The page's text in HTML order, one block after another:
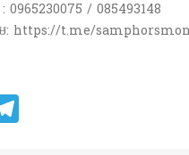
0965230075 / 085493148
ម: https://t.me/